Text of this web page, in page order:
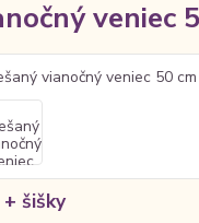
veniec
šišky